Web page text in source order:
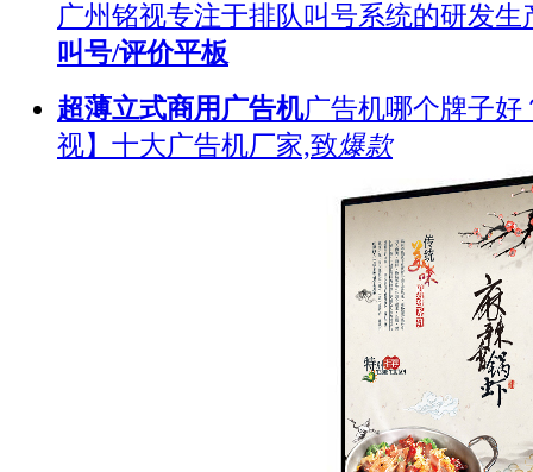
广州铭视专注于排队叫号系统的研发
叫号/评价平板
超薄立式商用广告机广告机哪个牌子好
视】十大广告机厂家,致爆款